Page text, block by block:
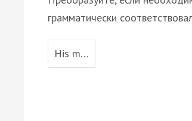
грамматически
His m…